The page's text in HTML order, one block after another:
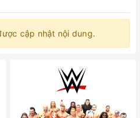
cập nhật nội dung.